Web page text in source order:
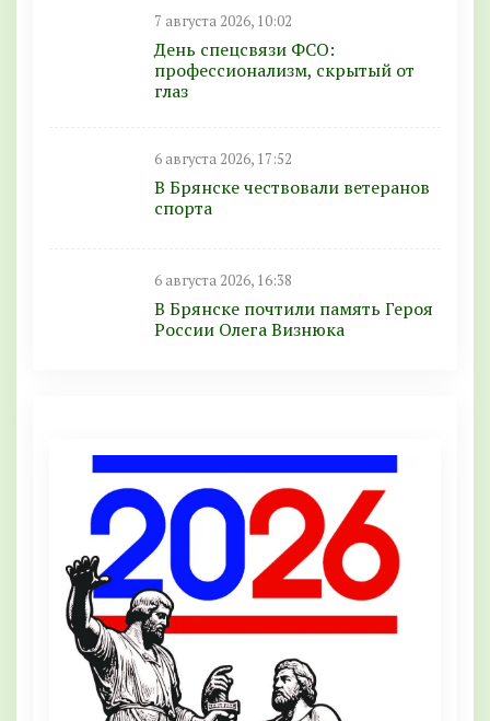
7 августа 2026, 10:02
День спецсвязи ФСО:
профессионализм, скрытый от
глаз
6 августа 2026, 17:52
В Брянске чествовали ветеранов
спорта
6 августа 2026, 16:38
В Брянске почтили память Героя
России Олега Визнюка